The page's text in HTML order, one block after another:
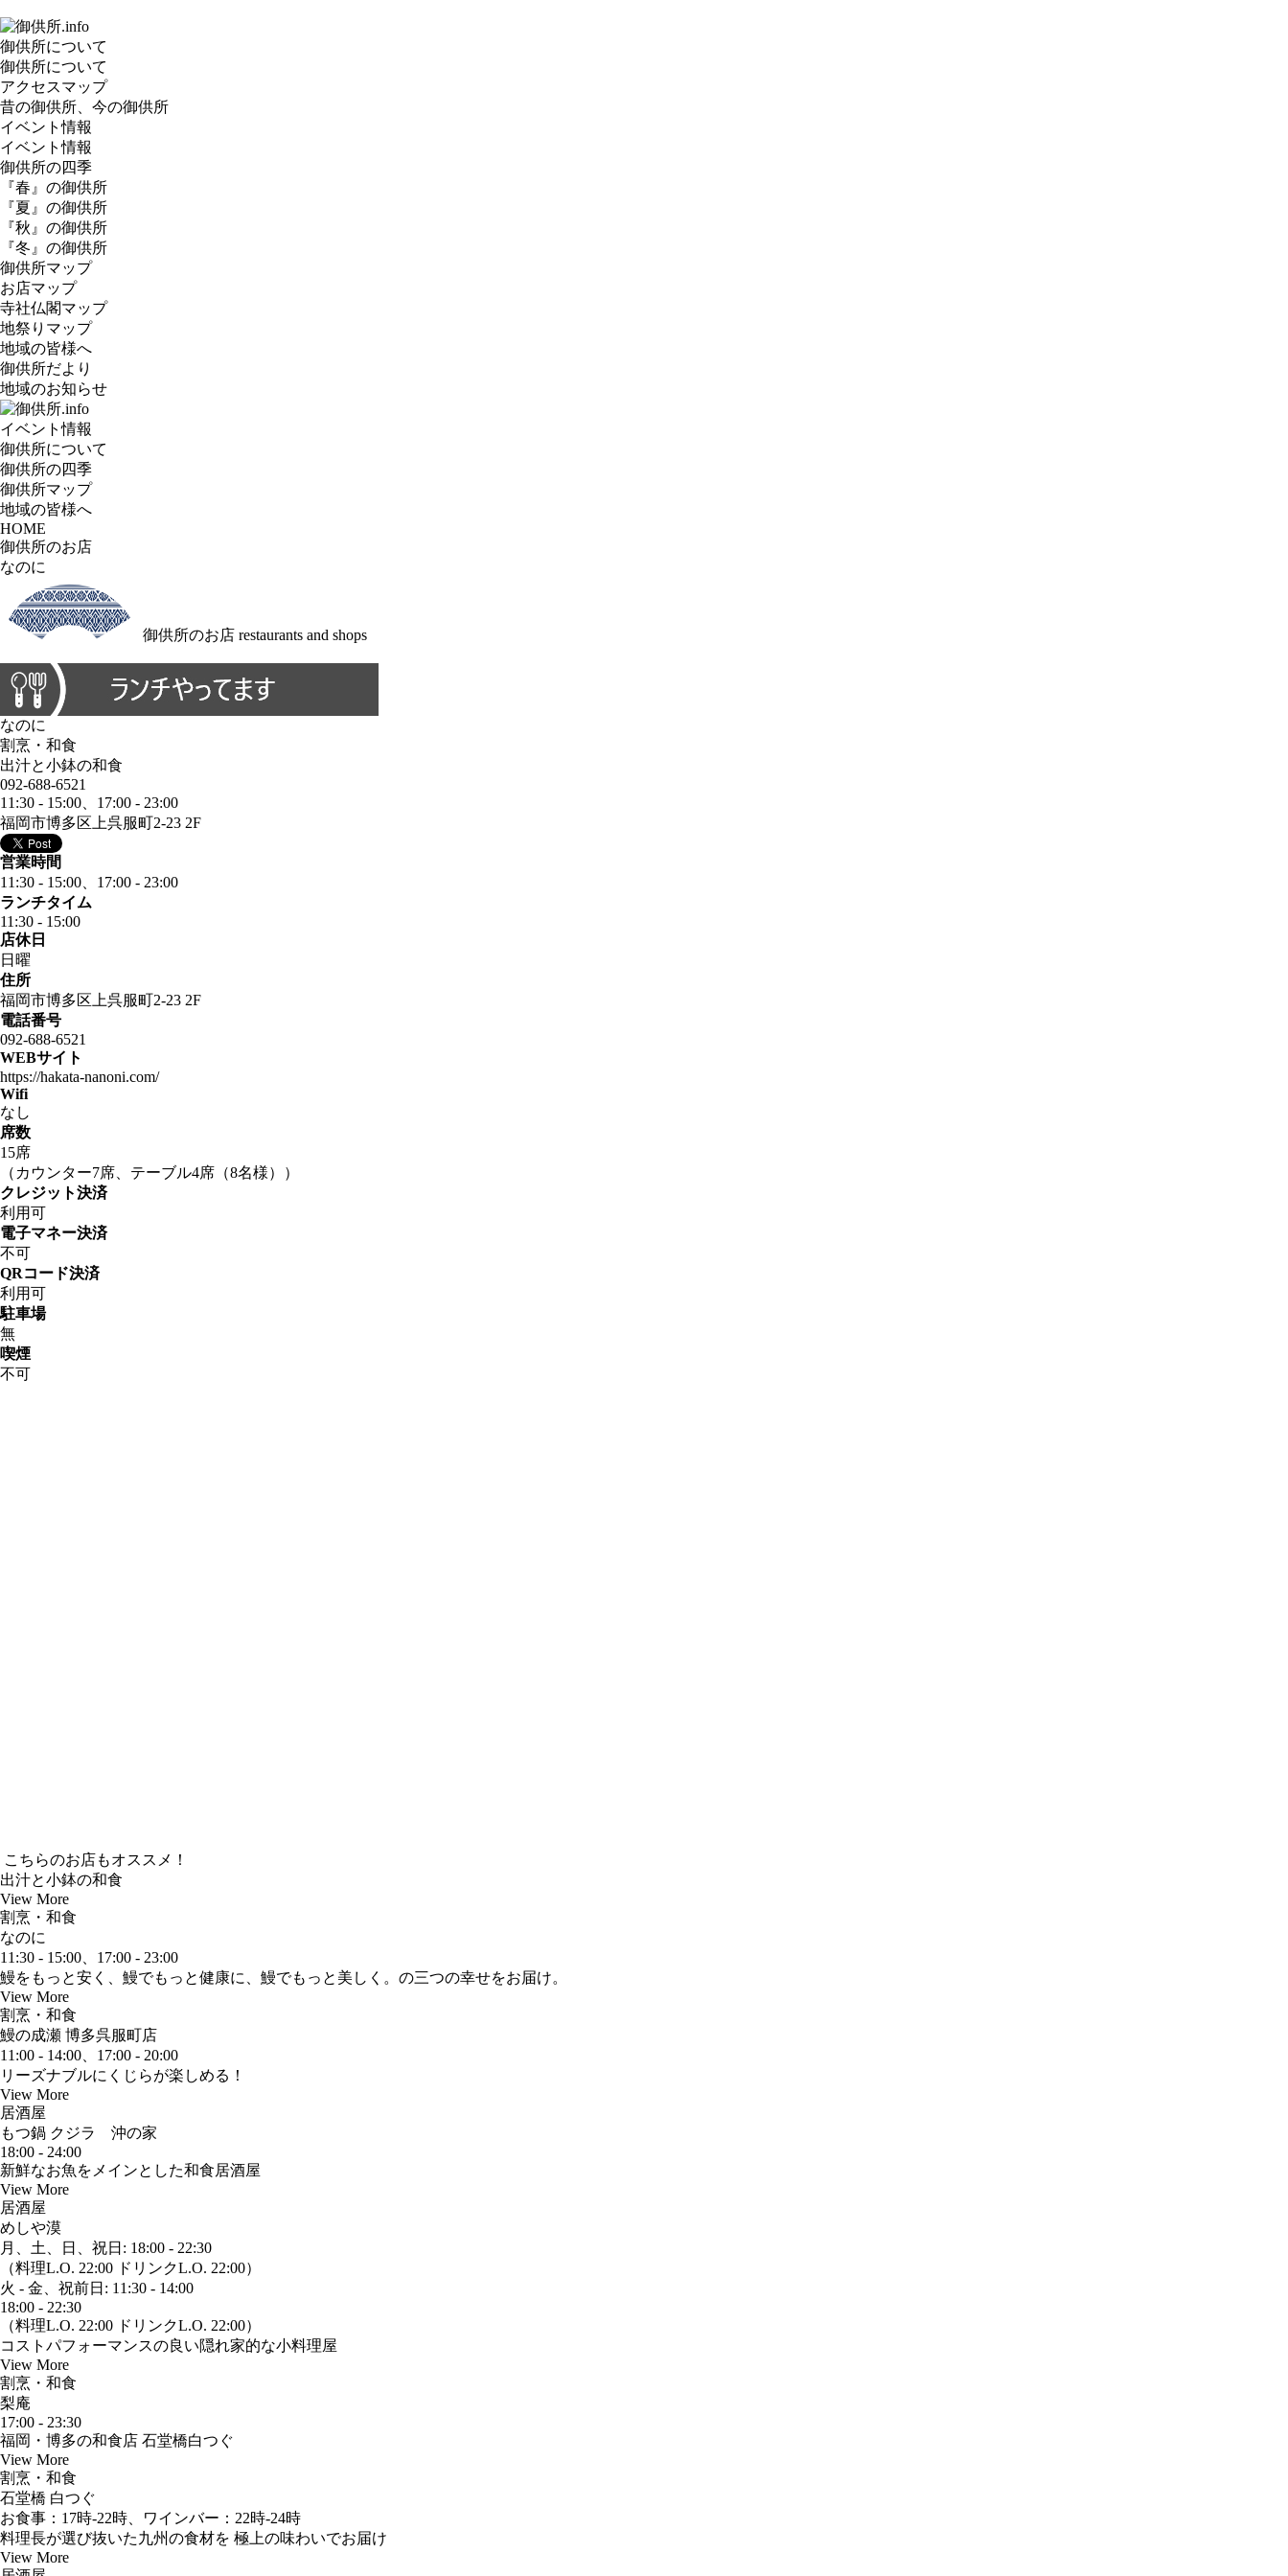
御供所について
御供所について
アクセスマップ
昔の御供所、今の御供所
イベント情報
イベント情報
御供所の四季
『春』の御供所
『夏』の御供所
『秋』の御供所
『冬』の御供所
御供所マップ
お店マップ
寺社仏閣マップ
地祭りマップ
地域の皆様へ
御供所だより
地域のお知らせ
イベント情報
御供所について
御供所の四季
御供所マップ
地域の皆様へ
HOME
御供所のお店
なのに
御供所のお店 restaurants and shops
なのに
割烹・和食
出汁と小鉢の和食
092-688-6521
11:30 - 15:00、17:00 - 23:00
福岡市博多区上呉服町2-23 2F
営業時間
11:30 - 15:00、17:00 - 23:00
ランチタイム
11:30 - 15:00
店休日
日曜
住所
福岡市博多区上呉服町2-23 2F
電話番号
092-688-6521
WEBサイト
https://hakata-nanoni.com/
Wifi
なし
席数
15席
（カウンター7席、テーブル4席（8名様））
クレジット決済
利用可
電子マネー決済
不可
QRコード決済
利用可
駐車場
無
喫煙
不可
こちらのお店もオススメ！
出汁と小鉢の和食
View More
割烹・和食
なのに
11:30 - 15:00、17:00 - 23:00
鰻をもっと安く、鰻でもっと健康に、鰻でもっと美しく。の三つの幸せをお届け。
View More
割烹・和食
鰻の成瀬 博多呉服町店
11:00 - 14:00、17:00 - 20:00
リーズナブルにくじらが楽しめる！
View More
居酒屋
もつ鍋 クジラ 沖の家
18:00 - 24:00
新鮮なお魚をメインとした和食居酒屋
View More
居酒屋
めしや漠
月、土、日、祝日: 18:00 - 22:30
（料理L.O. 22:00 ドリンクL.O. 22:00）
火 - 金、祝前日: 11:30 - 14:00
18:00 - 22:30
（料理L.O. 22:00 ドリンクL.O. 22:00）
コストパフォーマンスの良い隠れ家的な小料理屋
View More
割烹・和食
梨庵
17:00 - 23:30
福岡・博多の和食店 石堂橋白つぐ
View More
割烹・和食
石堂橋 白つぐ
お食事：17時‐22時、ワインバー：22時‐24時
料理長が選び抜いた九州の食材を 極上の味わいでお届け
View More